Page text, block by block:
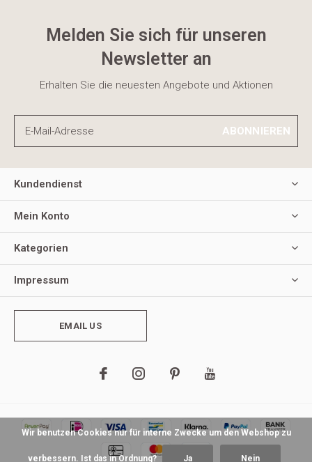
Melden Sie sich für unseren
Newsletter an
Erhalten Sie die neuesten Angebote und Aktionen
ABONNIEREN
Kundendienst
Mein Konto
Kategorien
Impressum
EMAIL US
Wir benutzen Cookies nur für interne Zwecke um den Webshop zu
verbessern. Ist das in Ordnung? Ja Nein